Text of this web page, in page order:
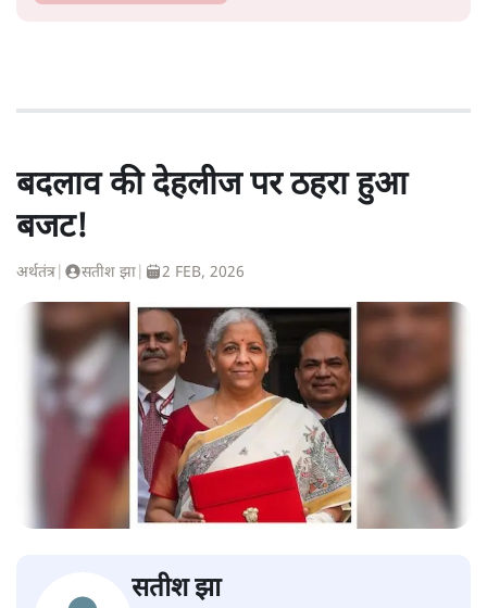
बदलाव की देहलीज पर ठहरा हुआ
बजट!
अर्थतंत्र सतीश झा 2 FEB, 2026
सतीश झा